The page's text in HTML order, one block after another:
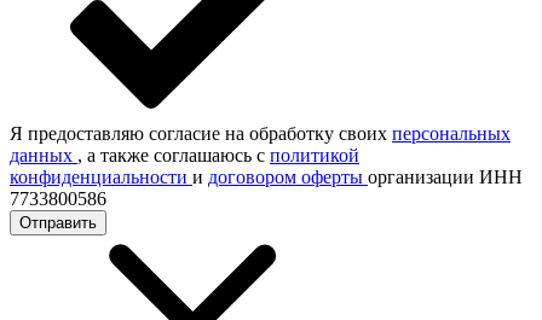
Я предоставляю согласие на обработку своих персональных
данных , а также соглашаюсь с политикой
конфиденциальности и договором оферты организации ИНН
7733800586
Отправить